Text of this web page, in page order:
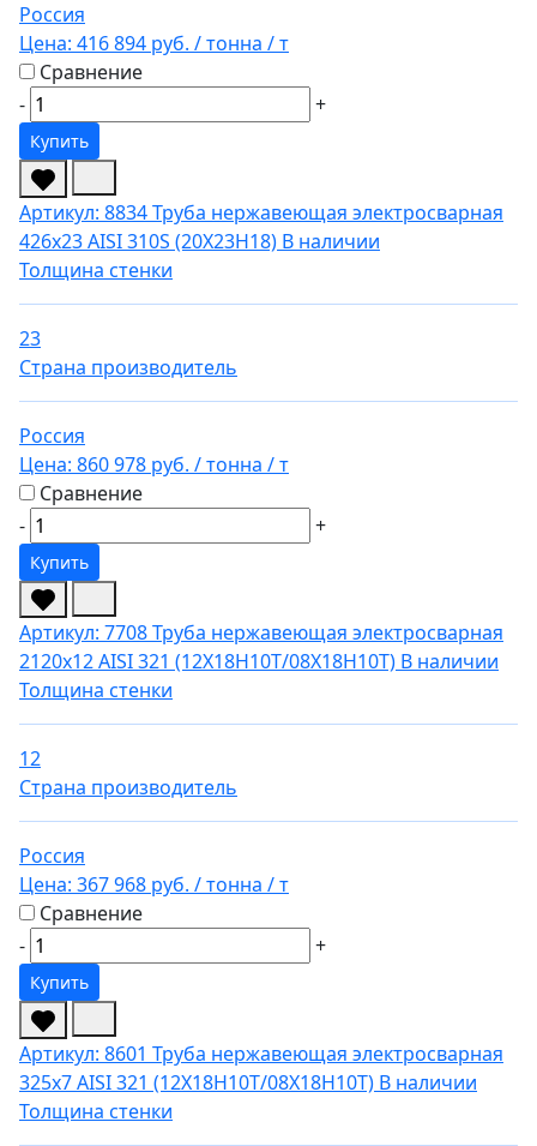
Россия
Цена: 416 894 руб. / тонна / т
Сравнение
-
+
Купить
Артикул: 8834Труба нержавеющая электросварная
426х23 AISI 310S (20Х23Н18) В наличии
Толщина стенки
23
Страна производитель
Россия
Цена: 860 978 руб. / тонна / т
Сравнение
-
+
Купить
Артикул: 7708Труба нержавеющая электросварная
2120х12 AISI 321 (12Х18Н10Т/08Х18Н10Т) В наличии
Толщина стенки
12
Страна производитель
Россия
Цена: 367 968 руб. / тонна / т
Сравнение
-
+
Купить
Артикул: 8601 Труба нержавеющая электросварная
325х7 AISI 321 (12Х18Н10Т/08Х18Н10Т) В наличии
Толщина стенки